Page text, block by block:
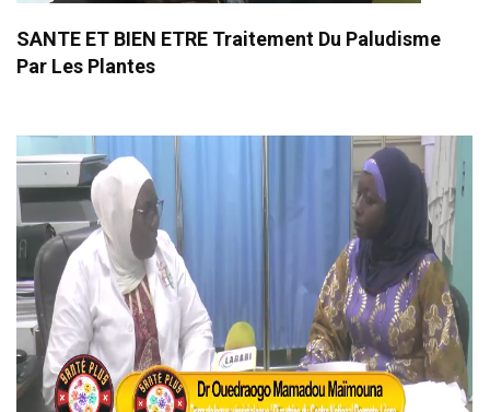
SANTE ET BIEN ETRE Traitement Du Paludisme
Par Les Plantes